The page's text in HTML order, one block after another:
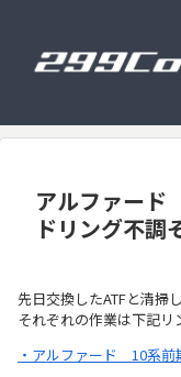
アルファー
ドリング不調
先日交換したATFと清掃
それぞれの作業は下記リ
・アルファード 10系前